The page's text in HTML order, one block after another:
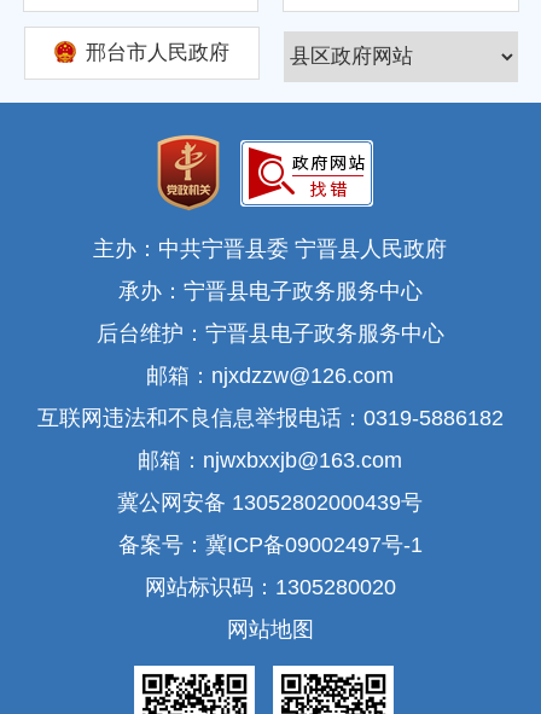
邢台市人民政府
主办：中共宁晋县委 宁晋县人民政府
承办：宁晋县电子政务服务中心
后台维护：宁晋县电子政务服务中心
邮箱：njxdzzw@126.com
互联网违法和不良信息举报电话：0319-5886182
邮箱：njwxbxxjb@163.com
冀公网安备 13052802000439号
备案号：冀ICP备09002497号-1
网站标识码：1305280020
网站地图